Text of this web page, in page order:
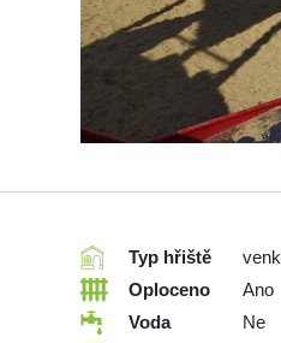
Typ hřiště
Oploceno
Ano
Voda
Ne